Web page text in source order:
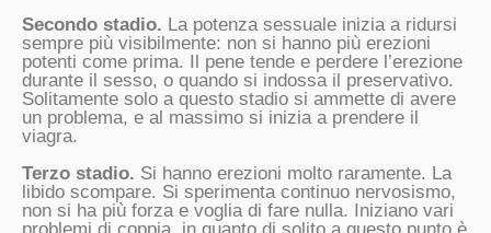
Secondo stadio. La potenza sessuale inizia a ridursi
sempre più visibilmente: non si hanno più erezioni
potenti come prima. Il pene tende e perdere l’erezione
durante il sesso, o quando si indossa il preservativo.
Solitamente solo a questo stadio si ammette di avere
un problema, e al massimo si inizia a prendere il
viagra.
Terzo stadio. Si hanno erezioni molto raramente. La
libido scompare. Si sperimenta continuo nervosismo,
non si ha più forza e voglia di fare nulla. Iniziano vari